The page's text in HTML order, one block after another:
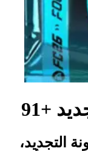
+91
التجديد،